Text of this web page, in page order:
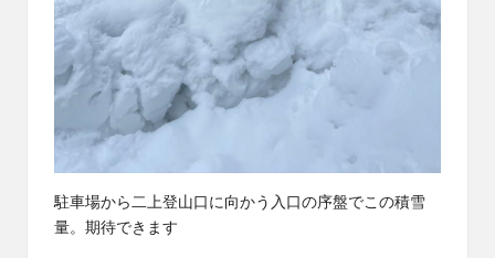
駐車場から二上登山口に向かう入口の序盤でこの積雪
量。期待できます